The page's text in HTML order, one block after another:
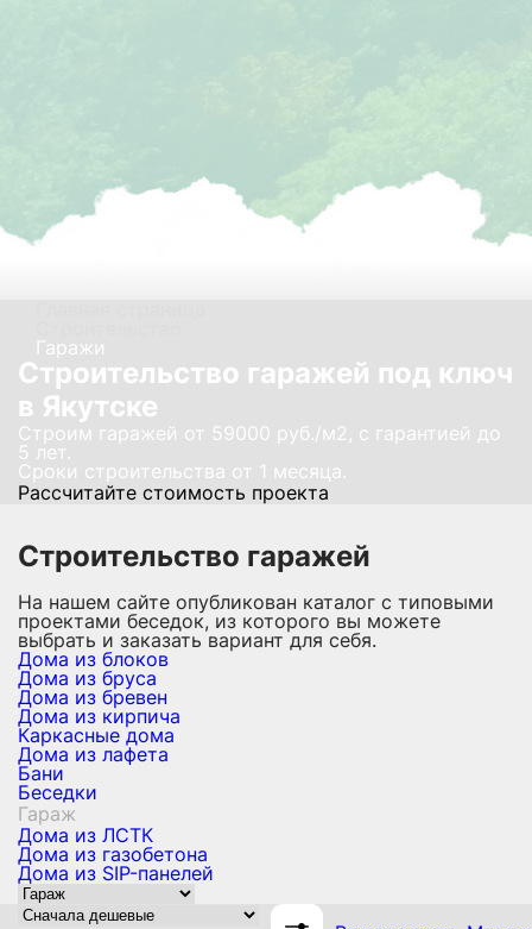
Гаражи
Строительство гаражей под ключ
в Якутске
Строим гаражей от 59000 руб./м2, с гарантией до
5 лет.
Сроки строительства от 1 месяца.
Рассчитайте стоимость проекта
Строительство гаражей
На нашем сайте опубликован каталог с типовыми
проектами беседок, из которого вы можете
выбрать и заказать вариант для себя.
Дома из блоков
Дома из бруса
Дома из бревен
Дома из кирпича
Каркасные дома
Дома из лафета
Бани
Беседки
Гараж
Дома из ЛСТК
Дома из газобетона
Дома из SIP-панелей